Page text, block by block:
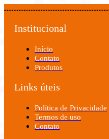
Institucional
Início
Contato
Produtos
Links úteis
Política de Privacidade
Termos de uso
Contato